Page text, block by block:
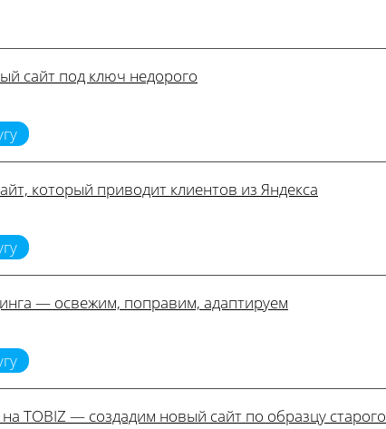
сайт под ключ недорого
который приводит клиентов из Яндекса
— освежим, поправим, адаптируем
TOBIZ — создадим новый сайт по образцу старого